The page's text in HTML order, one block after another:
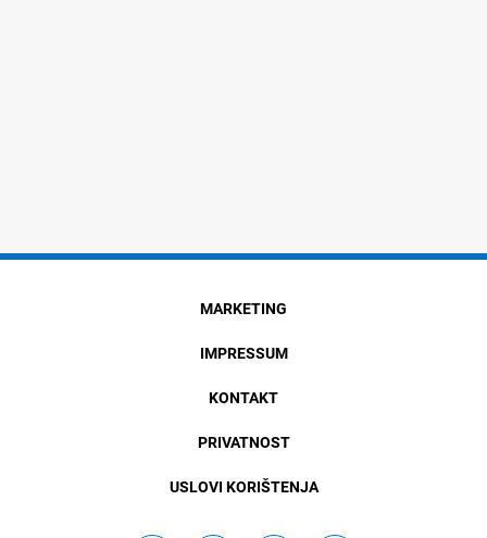
MARKETING
IMPRESSUM
KONTAKT
PRIVATNOST
USLOVI KORIŠTENJA